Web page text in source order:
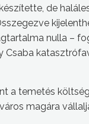
de
nulla –
Csaba
a temetés
magára